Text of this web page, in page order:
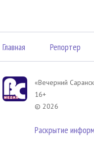
Главная Репортер
«Вечерний
16+
© 2026
Раскрытие